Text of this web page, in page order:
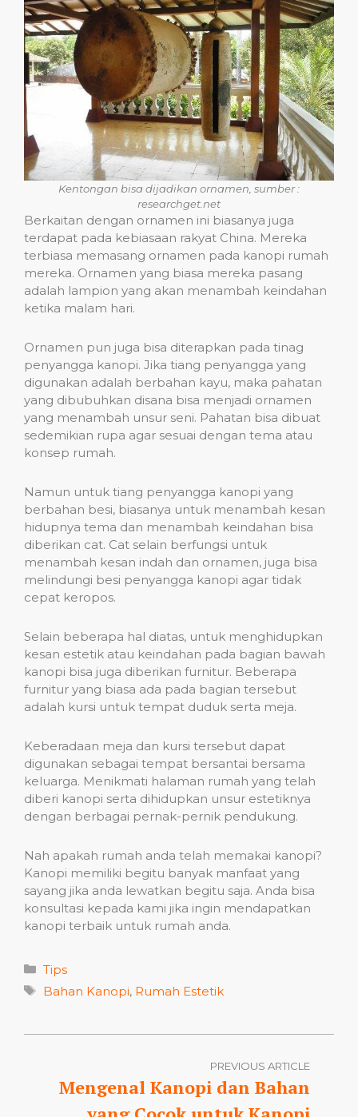
Kentongan bisa dijadikan ornamen, sumber :
researchget.net
Berkaitan dengan ornamen ini biasanya juga
terdapat pada kebiasaan rakyat China. Mereka
terbiasa memasang ornamen pada kanopi rumah
mereka. Ornamen yang biasa mereka pasang
adalah lampion yang akan menambah keindahan
ketika malam hari.
Ornamen pun juga bisa diterapkan pada tinag
penyangga kanopi. Jika tiang penyangga yang
digunakan adalah berbahan kayu, maka pahatan
yang dibubuhkan disana bisa menjadi ornamen
yang menambah unsur seni. Pahatan bisa dibuat
sedemikian rupa agar sesuai dengan tema atau
konsep rumah.
Namun untuk tiang penyangga kanopi yang
berbahan besi, biasanya untuk menambah kesan
hidupnya tema dan menambah keindahan bisa
diberikan cat. Cat selain berfungsi untuk
menambah kesan indah dan ornamen, juga bisa
melindungi besi penyangga kanopi agar tidak
cepat keropos.
Selain beberapa hal diatas, untuk menghidupkan
kesan estetik atau keindahan pada bagian bawah
kanopi bisa juga diberikan furnitur. Beberapa
furnitur yang biasa ada pada bagian tersebut
adalah kursi untuk tempat duduk serta meja.
Keberadaan meja dan kursi tersebut dapat
digunakan sebagai tempat bersantai bersama
keluarga. Menikmati halaman rumah yang telah
diberi kanopi serta dihidupkan unsur estetiknya
dengan berbagai pernak-pernik pendukung.
Nah apakah rumah anda telah memakai kanopi?
Kanopi memiliki begitu banyak manfaat yang
sayang jika anda lewatkan begitu saja. Anda bisa
konsultasi kepada kami jika ingin mendapatkan
kanopi terbaik untuk rumah anda.
Categories
Tips
Tags
Bahan Kanopi, Rumah Estetik
PREVIOUS ARTICLE
Mengenal Kanopi dan Bahan